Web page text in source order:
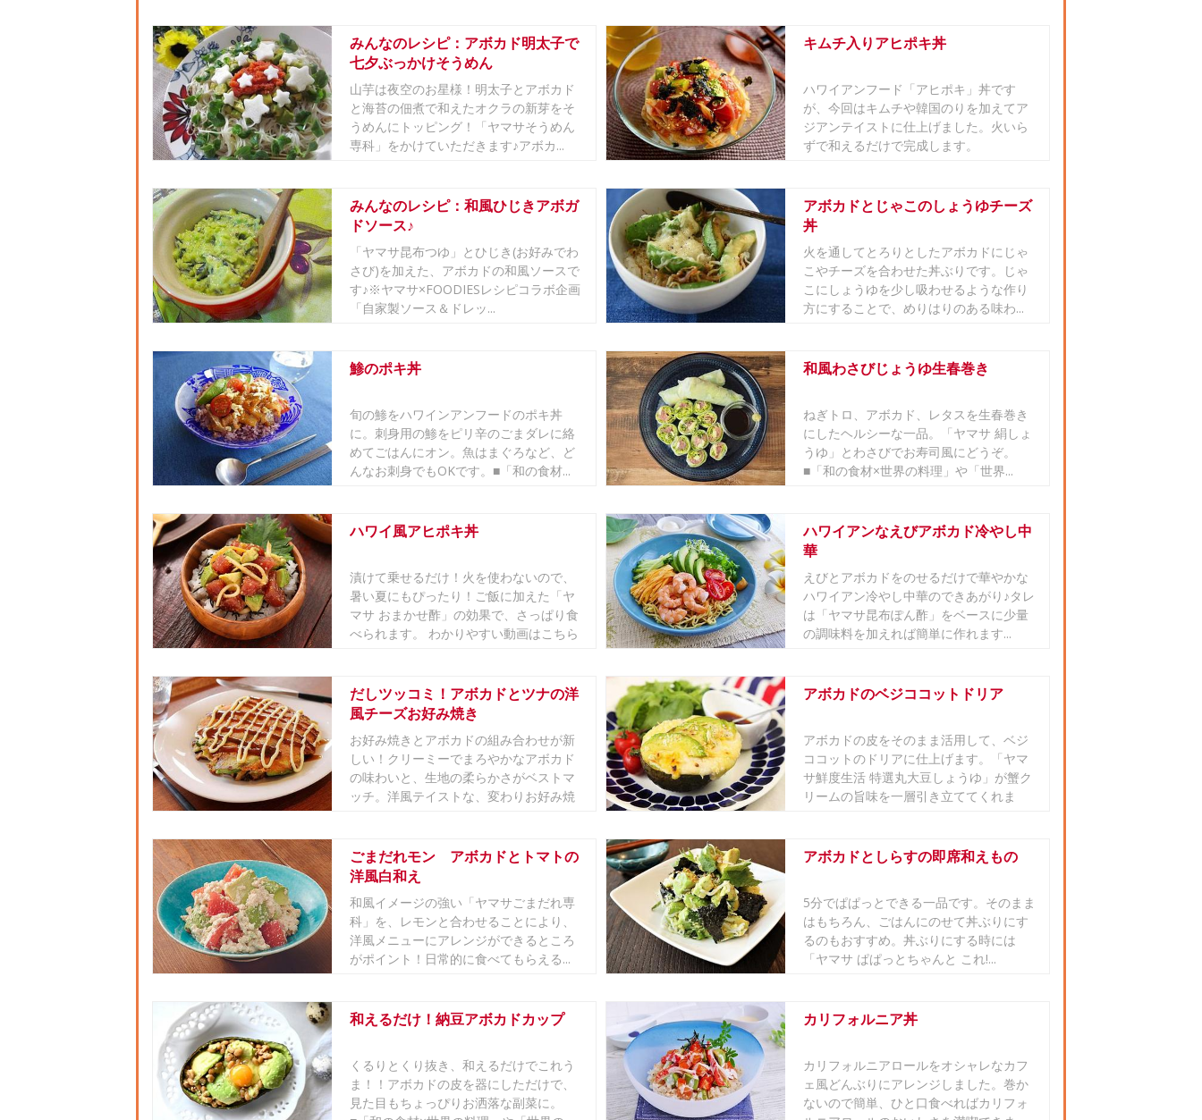
みんなのレシピ：アボカド明太子で
七夕ぶっかけそうめん
山芋は夜空のお星様！明太子とアボカド
と海苔の佃煮で和えたオクラの新芽をそ
うめんにトッピング！「ヤマサそうめん
専科」をかけていただきます♪アボカ...
キムチ入りアヒポキ丼
ハワイアンフード「アヒポキ」丼です
が、今回はキムチや韓国のりを加えてア
ジアンテイストに仕上げました。火いら
ずで和えるだけで完成します。
みんなのレシピ：和風ひじきアボガ
ドソース♪
「ヤマサ昆布つゆ」とひじき(お好みでわ
さび)を加えた、アボカドの和風ソースで
す♪※ヤマサ×FOODIESレシピコラボ企画
「自家製ソース＆ドレッ...
アボカドとじゃこのしょうゆチーズ
丼
火を通してとろりとしたアボカドにじゃ
こやチーズを合わせた丼ぶりです。じゃ
こにしょうゆを少し吸わせるような作り
方にすることで、めりはりのある味わ...
鯵のポキ丼
旬の鯵をハワインアンフードのポキ丼
に。刺身用の鯵をピリ辛のごまダレに絡
めてごはんにオン。魚はまぐろなど、ど
んなお刺身でもOKです。■「和の食材...
和風わさびじょうゆ生春巻き
ねぎトロ、アボカド、レタスを生春巻き
にしたヘルシーな一品。「ヤマサ 絹しょ
うゆ」とわさびでお寿司風にどうぞ。
■「和の食材×世界の料理」や「世界...
ハワイ風アヒポキ丼
漬けて乗せるだけ！火を使わないので、
暑い夏にもぴったり！ご飯に加えた「ヤ
マサ おまかせ酢」の効果で、さっぱり食
べられます。 わかりやすい動画はこちら
ハワイアンなえびアボカド冷やし中
華
えびとアボカドをのせるだけで華やかな
ハワイアン冷やし中華のできあがり♪タレ
は「ヤマサ昆布ぽん酢」をベースに少量
の調味料を加えれば簡単に作れます...
だしツッコミ！アボカドとツナの洋
風チーズお好み焼き
お好み焼きとアボカドの組み合わせが新
しい！クリーミーでまろやかなアボカド
の味わいと、生地の柔らかさがベストマ
ッチ。洋風テイストな、変わりお好み焼
アボカドのベジココットドリア
アボカドの皮をそのまま活用して、ベジ
ココットのドリアに仕上げます。「ヤマ
サ鮮度生活 特選丸大豆しょうゆ」が蟹ク
リームの旨味を一層引き立ててくれま
ごまだれモン アボカドとトマトの
洋風白和え
和風イメージの強い「ヤマサごまだれ専
科」を、レモンと合わせることにより、
洋風メニューにアレンジができるところ
がポイント！日常的に食べてもらえる...
アボカドとしらすの即席和えもの
5分でぱぱっとできる一品です。そのまま
はもちろん、ごはんにのせて丼ぶりにす
るのもおすすめ。丼ぶりにする時には
「ヤマサ ぱぱっとちゃんと これ!...
和えるだけ！納豆アボカドカップ
くるりとくり抜き、和えるだけでこれう
ま！！アボカドの皮を器にしただけで、
見た目もちょっぴりお洒落な副菜に。
カリフォルニア丼
カリフォルニアロールをオシャレなカフ
ェ風どんぶりにアレンジしました。巻か
ないので簡単、ひと口食べればカリフォ